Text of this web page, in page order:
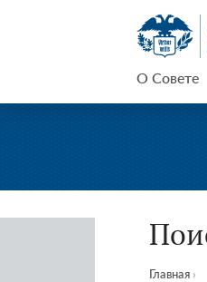
СВОП
О Совете
Главная ›